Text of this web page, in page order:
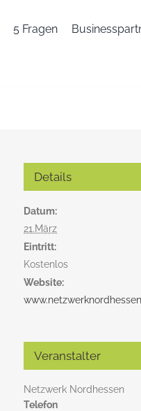
5 Fragen
Details
Datum:
21.März
Eintritt:
Kostenlos
Website:
Veranstalter
Netzwerk Nordhessen
Telefon